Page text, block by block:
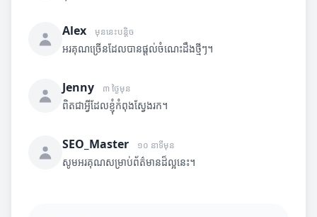
Alex មុននេះបន្តិច
អរគុណច្រើនដែលបានផ្តល់ចំណេះដឹងថ្មីៗ។
Jenny ៣ ថ្ងៃមុន
ពិតជាអ្វីដែលខ្ញុំកំពុងស្វែងរក។
SEO_Master ១០ នាទីមុន
សូមអរគុណសម្រាប់ព័ត៌មានដ៏ល្អនេះ។